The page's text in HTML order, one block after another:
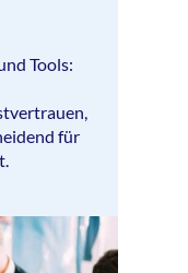
Tools:
für